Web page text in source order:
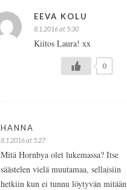
EEVA KOLU
8.1.2016 at 5:30
Kiitos Laura! xx
0
HANNA
8.1.2016 at 5:27
Mitä Hornbya olet lukemassa? Itse
säästelen vielä muutamaa, sellaisiin
hetkiin kun ei tunnu löytyvän mitään